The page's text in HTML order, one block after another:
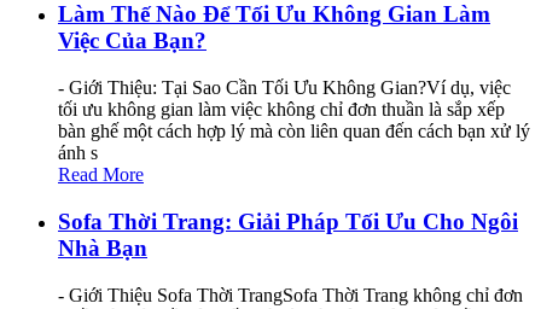
Làm Thế Nào Để Tối Ưu Không Gian Làm
Việc Của Bạn?
- Giới Thiệu: Tại Sao Cần Tối Ưu Không Gian?Ví dụ, việc
tối ưu không gian làm việc không chỉ đơn thuần là sắp xếp
bàn ghế một cách hợp lý mà còn liên quan đến cách bạn xử lý
ánh s
Read More
Sofa Thời Trang: Giải Pháp Tối Ưu Cho Ngôi
Nhà Bạn
- Giới Thiệu Sofa Thời TrangSofa Thời Trang không chỉ đơn